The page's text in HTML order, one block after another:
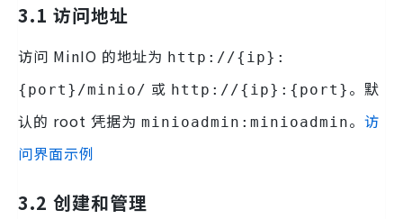
3.1 访问地址
访问 MinIO 的地址为 http://{ip}:
{port}/minio/ 或 http://{ip}:{port} 。默
认的 root 凭据为 minioadmin:minioadmin。 访
问界面示例
3.2 创建和管理